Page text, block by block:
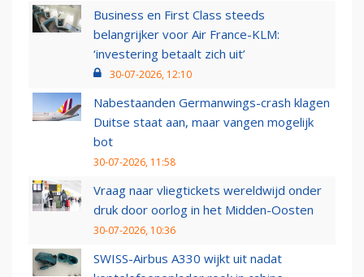
Business en First Class steeds
belangrijker voor Air France-KLM:
‘investering betaalt zich uit’
30-07-2026, 12:10
Nabestaanden Germanwings-crash klagen
Duitse staat aan, maar vangen mogelijk
bot
30-07-2026, 11:58
Vraag naar vliegtickets wereldwijd onder
druk door oorlog in het Midden-Oosten
30-07-2026, 10:36
SWISS-Airbus A330 wijkt uit nadat